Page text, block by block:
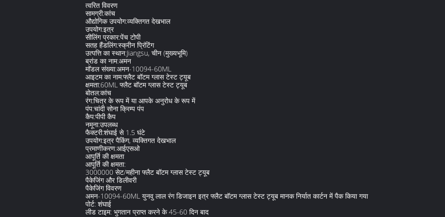
त्वरित विवरण
सामग्री:कांच
औद्योगिक उपयोग:व्यक्तिगत देखभाल
उपयोग:इत्र
सीलिंग प्रकार:पेंच टोपी
सतह हैंडलिंग:स्क्रीन प्रिंटिंग
उत्पत्ति का स्थान:Jiangsu, चीन (मुख्यभूमि)
ब्रांड का नाम:अमन
मॉडल संख्या:अमन-10094-60ML
आइटम का नाम:फ्लैट बॉटम ग्लास टेस्ट ट्यूब
क्षमता:60ML फ्लैट बॉटम ग्लास टेस्ट ट्यूब
बोतल:कांच
रंग:चित्र के रूप में या आपके अनुरोध के रूप में
पंप:चांदी सोना क्रिम्प पंप
कैप:पीपी कैप
नमूना:उपलब्ध
फैक्टरी:शंघाई से 1.5 घंटे
उपयोग:इत्र पैकिंग, व्यक्तिगत देखभाल
प्रमाणीकरण:आईएसओ
आपूर्ति की क्षमता
आपूर्ति की क्षमता:
3000000 सेट/महीना फ्लैट बॉटम ग्लास टेस्ट ट्यूब
पैकेजिंग और डिलीवरी
पैकेजिंग विवरण
अमन-10094-60ML युनवु लाल रंग डिजाइन इत्र फ्लैट बॉटम ग्लास टेस्ट ट्यूब मानक निर्यात कार्टन में पैक किया गया
पोर्ट: शंघाई
लीड टाइम: भुगतान प्राप्त करने के 45-60 दिन बाद